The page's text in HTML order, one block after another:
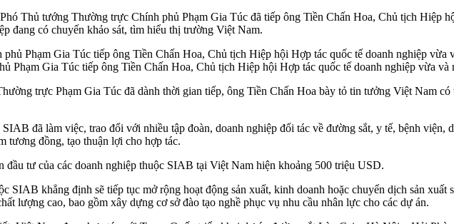
Thủ tướng Thường trực Chính phủ Phạm Gia Túc đã tiếp ông Tiền Chấn Hoa, Chủ tịch Hiệp
đang có chuyến khảo sát, tìm hiểu thị trường Việt Nam.
Phạm Gia Túc tiếp ông Tiền Chấn Hoa, Chủ tịch Hiệp hội Hợp tác quốc tế doanh nghiệp vừa
trực Phạm Gia Túc đã dành thời gian tiếp, ông Tiền Chấn Hoa bày tỏ tin tưởng Việt Nam
đã làm việc, trao đổi với nhiều tập đoàn, doanh nghiệp đối tác về đường sắt, y tế, bệnh
tương đồng, tạo thuận lợi cho hợp tác.
đầu tư của các doanh nghiệp thuộc SIAB tại Việt Nam hiện khoảng 500 triệu USD.
SIAB khẳng định sẽ tiếp tục mở rộng hoạt động sản xuất, kinh doanh hoặc chuyển dịch sản
lượng cao, bao gồm xây dựng cơ sở đào tạo nghề phục vụ nhu cầu nhân lực cho các dự án.